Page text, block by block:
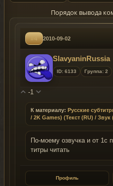
Порядок вывода
#4 2010-09-02
SlavyaninRussia
ID: 6133 Группа: 2
-1
К материалу: Русские
/ 2K Games) (Текст (RU) / Звук
По-моему озвучка и от 1с
титры читать
Профиль